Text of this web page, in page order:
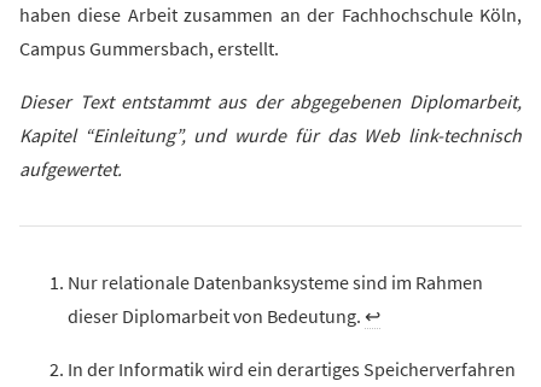
haben diese Arbeit zusammen an der Fachhochschule Köln,
Campus Gummersbach, erstellt.
Dieser Text entstammt aus der abgegebenen Diplomarbeit,
Kapitel “Einleitung”, und wurde für das Web link-technisch
aufgewertet.
Nur relationale Datenbanksysteme sind im Rahmen
dieser Diplomarbeit von Bedeutung. ↩︎
In der Informatik wird ein derartiges Speicherverfahren